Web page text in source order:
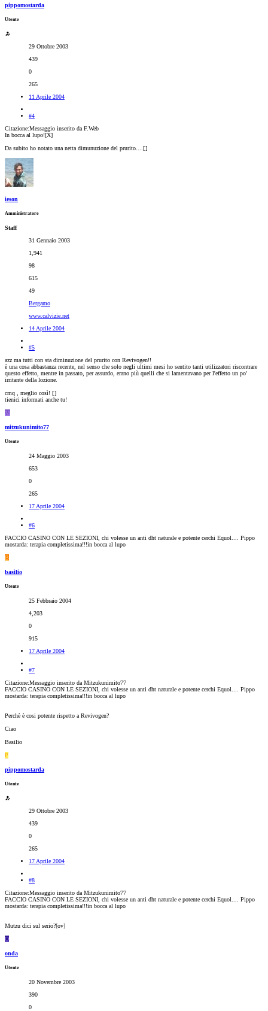
pippomostarda
Utente
29 Ottobre 2003
439
0
265
11 Aprile 2004
#4
Citazione:Messaggio inserito da F.Web
In bocca al lupo![X]
Da subito ho notato una netta dimunuzione del prurito....[]
ieson
Amministratore
Staff
31 Gennaio 2003
1,941
98
615
49
Bergamo
www.calvizie.net
14 Aprile 2004
#5
azz ma tutti con sta diminuzione del prurito con Revivogen!!
è una cosa abbastanza recente, nel senso che solo negli ultimi mesi ho sentito tanti utilizzatori riscontrare
questo effetto, mentre in passato, per assurdo, erano più quelli che si lamentavano per l'effetto un po'
irritante della lozione.
cmq , meglio così! []
tienici informati anche tu!
M
mitzukunimito77
Utente
24 Maggio 2003
653
0
265
17 Aprile 2004
#6
FACCIO CASINO CON LE SEZIONI, chi volesse un anti dht naturale e potente cerchi Equol.... Pippo
mostarda: terapia completissima!!!in bocca al lupo
B
basilio
Utente
25 Febbraio 2004
4,203
0
915
17 Aprile 2004
#7
Citazione:Messaggio inserito da Mitzukunimito77
FACCIO CASINO CON LE SEZIONI, chi volesse un anti dht naturale e potente cerchi Equol.... Pippo
mostarda: terapia completissima!!!in bocca al lupo
Perchè è cosi potente rispetto a Revivogen?
Ciao
Basilio
P
pippomostarda
Utente
29 Ottobre 2003
439
0
265
17 Aprile 2004
#8
Citazione:Messaggio inserito da Mitzukunimito77
FACCIO CASINO CON LE SEZIONI, chi volesse un anti dht naturale e potente cerchi Equol.... Pippo
mostarda: terapia completissima!!!in bocca al lupo
Mutzu dici sul serio?[ov]
O
onda
Utente
20 Novembre 2003
390
0